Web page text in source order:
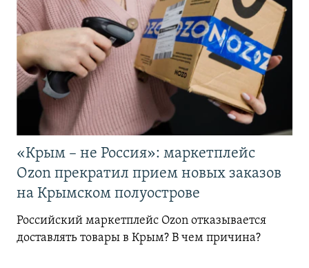
«Крым – не Россия»: маркетплейс
Ozon прекратил прием новых заказов
на Крымском полуострове
Российский маркетплейс Ozon отказывается
доставлять товары в Крым? В чем причина?